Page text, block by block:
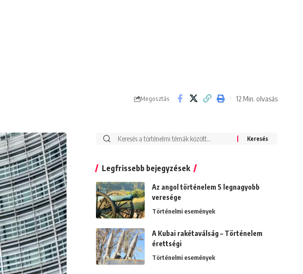
Megosztás 12 Min. olvasás
Search
Legfrissebb bejegyzések
Az angol történelem 5 legnagyobb
veresége
Történelmi események
A Kubai rakétaválság – Történelem
érettségi
Történelmi események